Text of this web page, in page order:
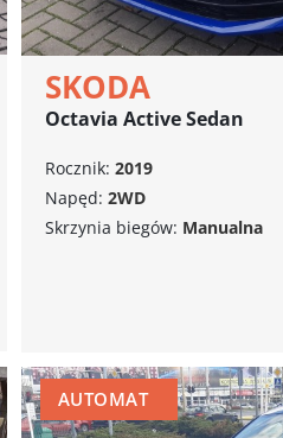
SKODA
Octavia Active Sedan
Rocznik: 2019
Napęd: 2WD
Skrzynia biegów: Manualna
AUTOMAT